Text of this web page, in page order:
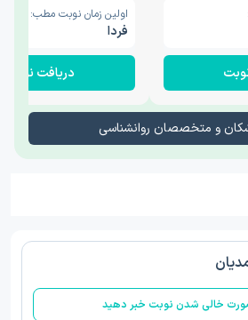
اولین زمان نوبت مطب:
فردا
دریافت نوبت
و متخصصان روانشناسی
خالی شدن نوبت خبر دهید